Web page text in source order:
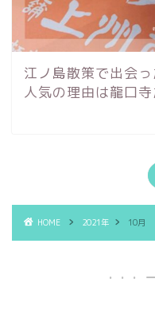
江ノ島散策で出会
人気の理由は龍口寺
HOME 2021年 10月